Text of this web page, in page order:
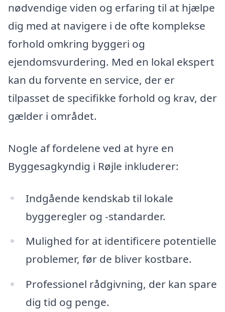
nødvendige viden og erfaring til at hjælpe
dig med at navigere i de ofte komplekse
forhold omkring byggeri og
ejendomsvurdering. Med en lokal ekspert
kan du forvente en service, der er
tilpasset de specifikke forhold og krav, der
gælder i området.
Nogle af fordelene ved at hyre en
Byggesagkyndig i Røjle inkluderer:
Indgående kendskab til lokale
byggeregler og -standarder.
Mulighed for at identificere potentielle
problemer, før de bliver kostbare.
Professionel rådgivning, der kan spare
dig tid og penge.